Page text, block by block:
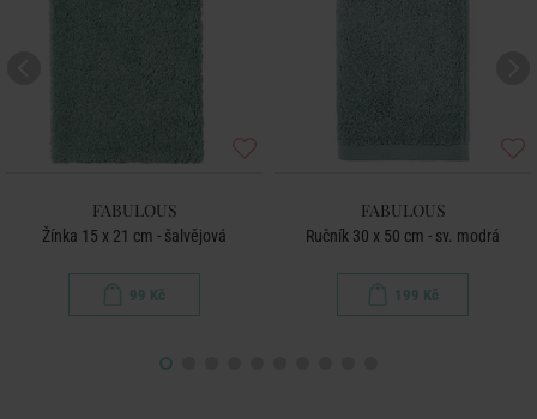
FABULOUS
Žínka 15 x 21 cm - šalvějová
99 Kč
FABULOUS
Ručník 30 x 50 cm - sv. modrá
199 Kč